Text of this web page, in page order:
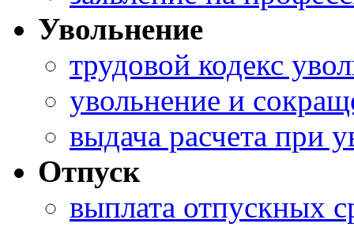
Увольнение
трудовой кодекс
увольнение и
выдача расчета при
Отпуск
выплата отпускных